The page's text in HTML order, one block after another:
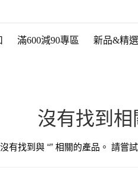
滿600減90專區 新品&精選
沒有找到相
沒有找到與 “” 相關的產品。 請嘗